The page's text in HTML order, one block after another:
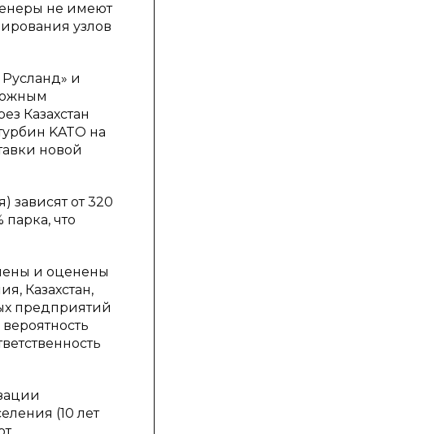
не имеют
узлов
и
Казахстан
KATO на
новой
зависят от 320
что
и оценены
Казахстан,
предприятий
(10 лет